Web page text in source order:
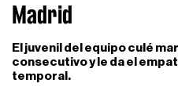
Madrid
El juvenil del equipo culé
consecutivo y le da el
temporal.